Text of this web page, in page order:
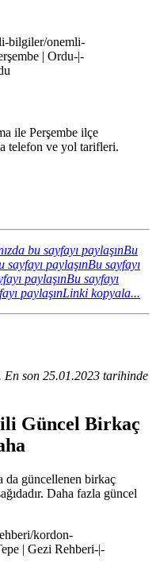
bilgiler/onemli-
| Ordu-|-
ile Perşembe ilçe
telefon ve yol tarifleri.
bu sayfayı paylaşınBu
sayfayı paylaşınBu sayfayı
paylaşınBu sayfayı
paylaşınLinki kopyala...
En son 25.01.2023 tarihinde
Güncel Birkaç
da güncellenen birkaç
Daha fazla güncel
kordon-
| Gezi Rehberi-|-